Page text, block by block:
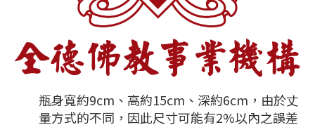
瓶身寬約9cm、高約15cm、深約6cm，由於丈
量方式的不同，因此尺寸可能有2%以內之誤差